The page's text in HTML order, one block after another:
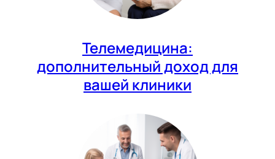
Телемедицина:
дополнительный доход для
вашей клиники